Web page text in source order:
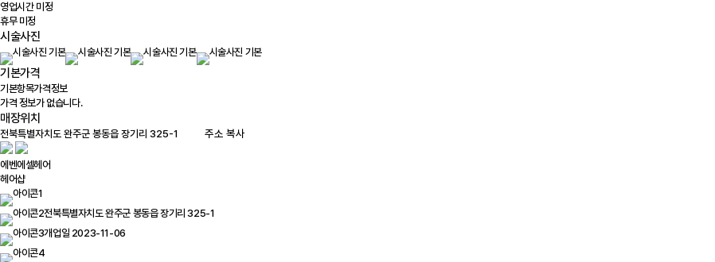
영업시간 미정
휴무 미정
시술사진
기본가격
기본항목가격정보
가격 정보가 없습니다.
매장위치
주소 복사
에벤에셀헤어
헤어샵
전북특별자치도 완주군 봉동읍 장기리 325-1
개업일 2023-11-06